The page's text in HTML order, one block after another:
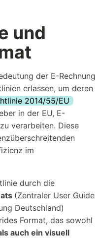
Dynamisch und
und
der E-Rechnung
erlassen, um deren
2014/55/EU
in der EU, E-
verarbeiten. Diese
im
durch die
(Zentraler User Guide
Deutschland)
Format, das sowohl
auch ein visuell